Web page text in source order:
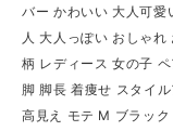
バー かわいい 大人可
人 大人っぽい おしゃ
柄 レディース 女の子
脚 脚長 着痩せ スタイ
高見え モテ M ブラッ